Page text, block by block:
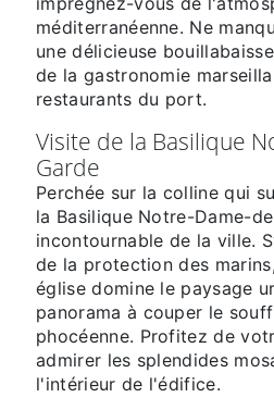
méditerranéenne. Ne
une délicieuse
de la gastronomie
restaurants du port.
Visite de la Basilique
Garde
Perchée sur la colline qui
la Basilique Notre-Dame-
incontournable de la ville.
de la protection des
église domine le paysage
panorama à couper le
phocéenne. Profitez de
admirer les splendides
l'intérieur de l'édifice.